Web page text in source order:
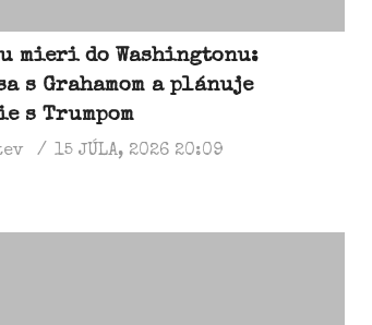
mieri do Washingtonu:
s Grahamom a plánuje
s Trumpom
15 JÚLA, 2026 20:09